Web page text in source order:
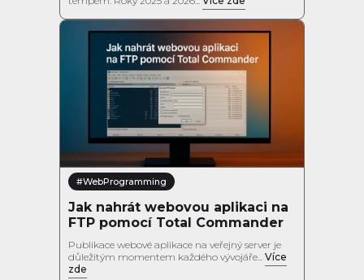
#WebProgramming
Jak nahrát webovou aplikaci na
FTP pomocí Total Commander
Publikace webové aplikace na veřejný server je
důležitým momentem každého vývojáře... Více
zde